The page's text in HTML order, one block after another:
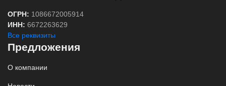
ОГРН: 1086672005914
ИНН: 6672263629
Все реквизиты
Предложения
О компании